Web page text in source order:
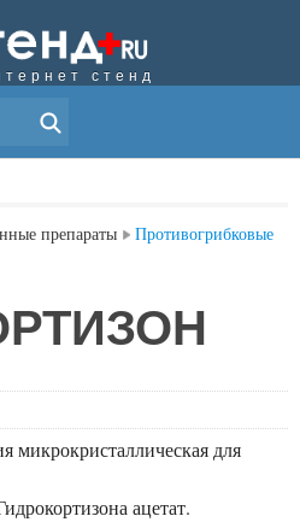
стенд
препараты
Противогрибковые
микрокристаллическая для
ацетат.